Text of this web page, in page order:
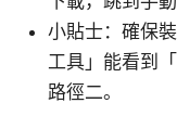
小貼士：確保
工具」能看到
路徑二。